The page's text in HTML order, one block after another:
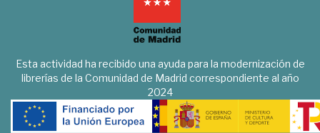
Esta actividad ha recibido una ayuda para la modernización de
librerías de la Comunidad de Madrid correspondiente al año
2024